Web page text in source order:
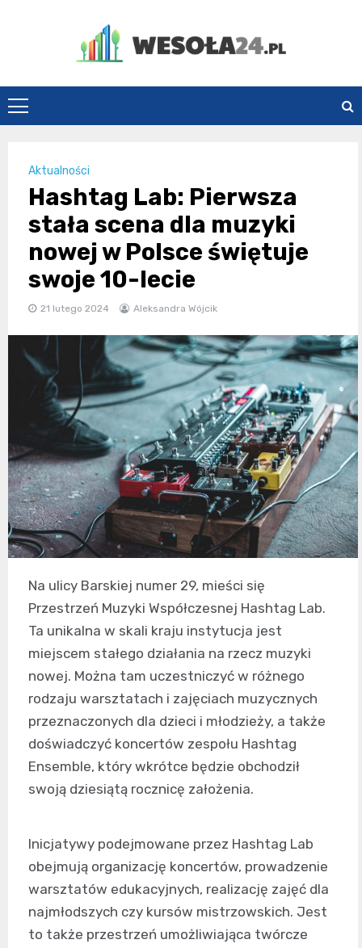
Wesoła24.pl
Aktualności
Hashtag Lab: Pierwsza
stała scena dla muzyki
nowej w Polsce świętuje
swoje 10-lecie
21 lutego 2024 Aleksandra Wójcik
Na ulicy Barskiej numer 29, mieści się
Przestrzeń Muzyki Współczesnej Hashtag Lab.
Ta unikalna w skali kraju instytucja jest
miejscem stałego działania na rzecz muzyki
nowej. Można tam uczestniczyć w różnego
rodzaju warsztatach i zajęciach muzycznych
przeznaczonych dla dzieci i młodzieży, a także
doświadczyć koncertów zespołu Hashtag
Ensemble, który wkrótce będzie obchodził
swoją dziesiątą rocznicę założenia.
Inicjatywy podejmowane przez Hashtag Lab
obejmują organizację koncertów, prowadzenie
warsztatów edukacyjnych, realizację zajęć dla
najmłodszych czy kursów mistrzowskich. Jest
to także przestrzeń umożliwiająca twórcze